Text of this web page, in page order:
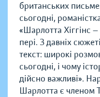
британських
сьогодні,
«Шарлотта Хіггінс
пері. З давніх
текст: широкі
сьогодні, і чому
дійсно важливі».
Шарлотта є членом